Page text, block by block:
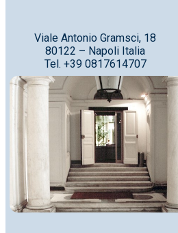
Viale Antonio Gramsci, 18
80122 – Napoli Italia
Tel. +39 0817614707